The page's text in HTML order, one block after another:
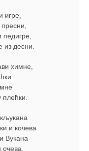
игре,
педигре,
из десни.
химне,
и кочева
Вукана